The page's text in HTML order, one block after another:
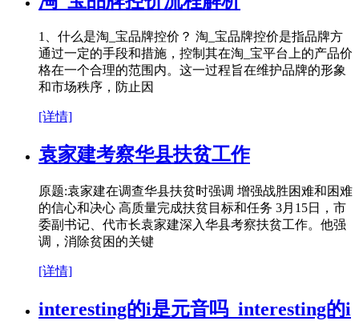
1、什么是淘_宝品牌控价？ 淘_宝品牌控价是指品牌方
通过一定的手段和措施，控制其在淘_宝平台上的产品价
格在一个合理的范围内。这一过程旨在维护品牌的形象
和市场秩序，防止因
[详情]
袁家建考察华县扶贫工作
原题:袁家建在调查华县扶贫时强调 增强战胜困难和困难
的信心和决心 高质量完成扶贫目标和任务 3月15日，市
委副书记、代市长袁家建深入华县考察扶贫工作。他强
调，消除贫困的关键
[详情]
interesting的i是元音吗_interesting的i